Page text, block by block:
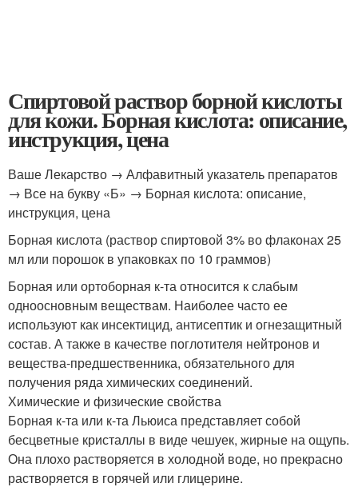
Спиртовой раствор борной кислоты
для кожи. Борная кислота: описание,
инструкция, цена
Ваше Лекарство → Алфавитный указатель препаратов
→ Все на букву «Б» → Борная кислота: описание,
инструкция, цена
Борная кислота (раствор спиртовой 3% во флаконах 25
мл или порошок в упаковках по 10 граммов)
Борная или ортоборная к-та относится к слабым
одноосновным веществам. Наиболее часто ее
используют как инсектицид, антисептик и огнезащитный
состав. А также в качестве поглотителя нейтронов и
вещества-предшественника, обязательного для
получения ряда химических соединений.
Химические и физические свойства
Борная к-та или к-та Льюиса представляет собой
бесцветные кристаллы в виде чешуек, жирные на ощупь.
Она плохо растворяется в холодной воде, но прекрасно
растворяется в горячей или глицерине.